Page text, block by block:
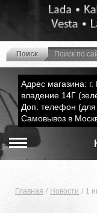
Адрес магазина:
владение 14Г
Доп. телефон (для
Самовывоз в
Главная Новости 1